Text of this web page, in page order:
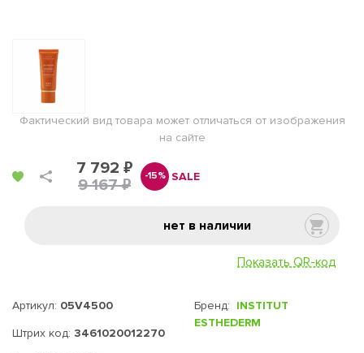
Фактический вид товара может отличаться от изображения
на сайте
7 792 ₽
9 167 ₽
-15% SALE
нет в наличии
Показать QR-код
Артикул: 05V4500
Штрих код: 3461020012270
Бренд: INSTITUT
ESTHEDERM